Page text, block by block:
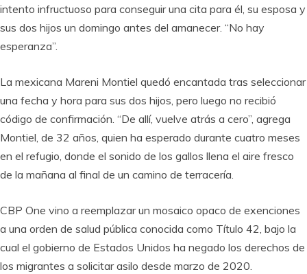
intento infructuoso para conseguir una cita para él, su esposa y
sus dos hijos un domingo antes del amanecer. “No hay
esperanza”.
La mexicana Mareni Montiel quedó encantada tras seleccionar
una fecha y hora para sus dos hijos, pero luego no recibió
código de confirmación. “De allí, vuelve atrás a cero”, agrega
Montiel, de 32 años, quien ha esperado durante cuatro meses
en el refugio, donde el sonido de los gallos llena el aire fresco
de la mañana al final de un camino de terracería.
CBP One vino a reemplazar un mosaico opaco de exenciones
a una orden de salud pública conocida como Título 42, bajo la
cual el gobierno de Estados Unidos ha negado los derechos de
los migrantes a solicitar asilo desde marzo de 2020.